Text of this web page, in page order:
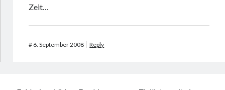
Zeit…
# 6. September 2008 Reply